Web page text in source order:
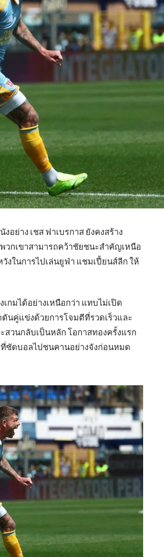
ย่าง เชส ฟาเบรกาส ยังคงสร้าง
วกเขาสามารถคว้าชัยชนะสำคัญเหนือ
งในการไปเล่นยูฟ่า แชมเปี้ยนส์ลีก ให้
กมได้อย่างเหนือกว่า แทบไม่เปิด
นคู่แข่งด้วยการโจมตีที่รวดเร็วและ
สวนกลับเป็นหลัก โอกาสทองครั้งแรก
ซัดบอลไปชนคานอย่างจังก่อนหมด